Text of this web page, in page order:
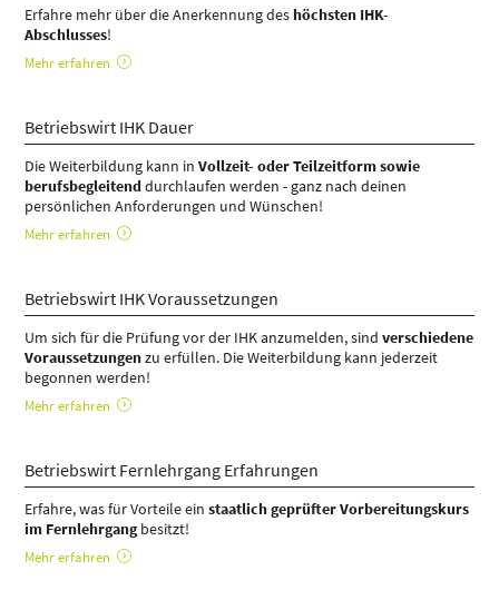
Erfahre mehr über die Anerkennung des höchsten IHK-
Abschlusses!
Mehr erfahren
Betriebswirt IHK Dauer
Die Weiterbildung kann inVollzeit- oder Teilzeitform sowie
berufsbegleitenddurchlaufen werden - ganz nach deinen
persönlichen Anforderungen und Wünschen!
Mehr erfahren
Betriebswirt IHK Voraussetzungen
Um sich für die Prüfung vor der IHK anzumelden, sindverschiedene
Voraussetzungenzu erfüllen. Die Weiterbildung kann jederzeit
begonnen werden!
Mehr erfahren
Betriebswirt Fernlehrgang Erfahrungen
Erfahre, was für Vorteile einstaatlich geprüfter Vorbereitungskurs
im Fernlehrgangbesitzt!
Mehr erfahren